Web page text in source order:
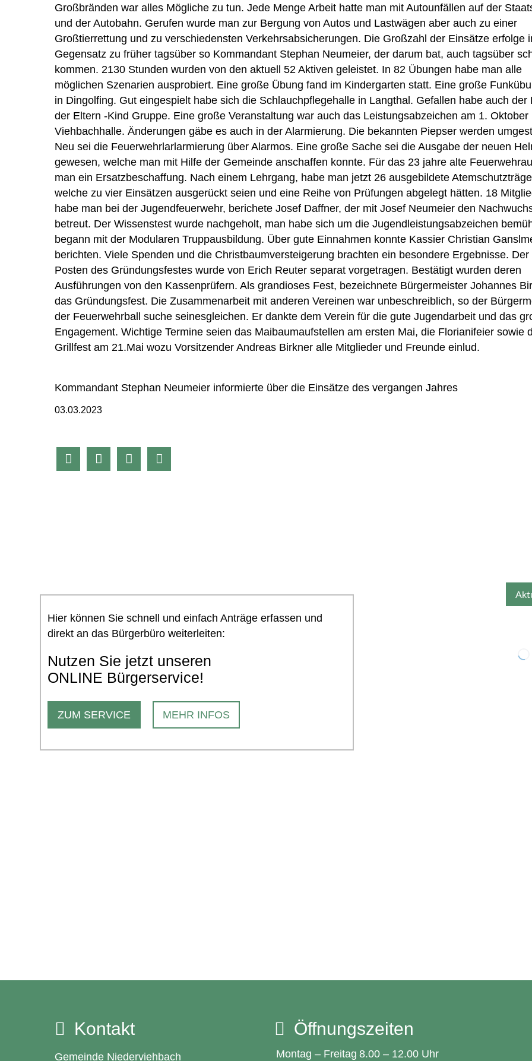
Großbränden war alles Mögliche zu tun. Jede Menge Arbeit hatte man mit Autounfällen auf der
und der Autobahn. Gerufen wurde man zur Bergung von Autos und Lastwägen aber auch zu einer
Großtierrettung und zu verschiedensten Verkehrsabsicherungen. Die Großzahl der Einsätze erfolge
Gegensatz zu früher tagsüber so Kommandant Stephan Neumeier, der darum bat, auch tagsüber
kommen. 2130 Stunden wurden von den aktuell 52 Aktiven geleistet. In 82 Übungen habe man alle
möglichen Szenarien ausprobiert. Eine große Übung fand im Kindergarten statt. Eine große
in Dingolfing. Gut eingespielt habe sich die Schlauchpflegehalle in Langthal. Gefallen habe auch der
der Eltern -Kind Gruppe. Eine große Veranstaltung war auch das Leistungsabzeichen am 1. Oktober
Viehbachhalle. Änderungen gäbe es auch in der Alarmierung. Die bekannten Piepser werden
Neu sei die Feuerwehrlarlarmierung über Alarmos. Eine große Sache sei die Ausgabe der neuen
gewesen, welche man mit Hilfe der Gemeinde anschaffen konnte. Für das 23 jahre alte
man ein Ersatzbeschaffung. Nach einem Lehrgang, habe man jetzt 26 ausgebildete
welche zu vier Einsätzen ausgerückt seien und eine Reihe von Prüfungen abgelegt hätten. 18
habe man bei der Jugendfeuerwehr, berichete Josef Daffner, der mit Josef Neumeier den
betreut. Der Wissenstest wurde nachgeholt, man habe sich um die Jugendleistungsabzeichen
begann mit der Modularen Truppausbildung. Über gute Einnahmen konnte Kassier Christian
berichten. Viele Spenden und die Christbaumversteigerung brachten ein besondere Ergebnisse.
Posten des Gründungsfestes wurde von Erich Reuter separat vorgetragen. Bestätigt wurden deren
Ausführungen von den Kassenprüfern. Als grandioses Fest, bezeichnete Bürgermeister Johannes
das Gründungsfest. Die Zusammenarbeit mit anderen Vereinen war unbeschreiblich, so der
der Feuerwehrball suche seinesgleichen. Er dankte dem Verein für die gute Jugendarbeit und das
Engagement. Wichtige Termine seien das Maibaumaufstellen am ersten Mai, die Florianifeier sowie
Grillfest am 21.Mai wozu Vorsitzender Andreas Birkner alle Mitglieder und Freunde einlud.
Kommandant Stephan Neumeier informierte über die Einsätze des vergangen Jahres
03.03.2023
   
Hier können Sie schnell und einfach Anträge erfassen und
direkt an das Bürgerbüro weiterleiten:
Nutzen Sie jetzt unseren
ONLINE Bürgerservice!
ZUM SERVICE MEHR INFOS
Kontakt
Gemeinde Niederviehbach
Öffnungszeiten
Montag – Freitag 8.00 – 12.00 Uhr